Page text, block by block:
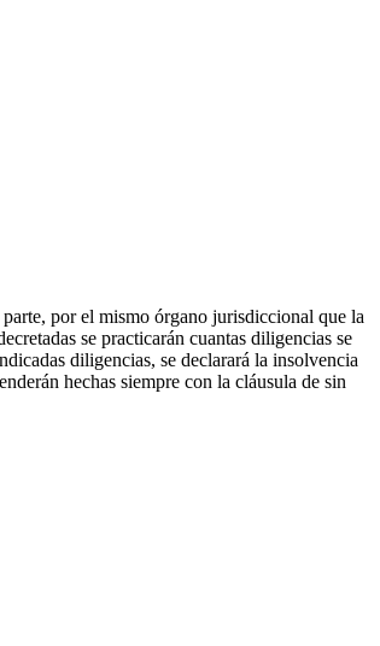
por el mismo órgano jurisdiccional que la
se practicarán cuantas diligencias se
diligencias, se declarará la insolvencia
hechas siempre con la cláusula de sin